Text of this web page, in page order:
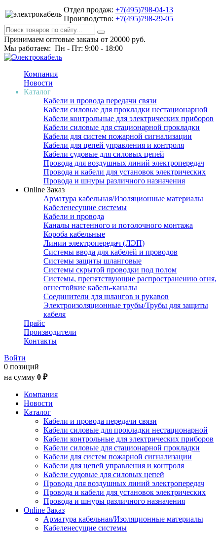
Отдел продаж: +7(495)798-04-13
Производство: +7(495)798-29-05
Принимаем оптовые заказы от 20000 руб.
Мы работаем: Пн - Пт: 9:00 - 18:00
Компания
Новости
Каталог
Кабели и провода передачи связи
Кабели силовые для прокладки нестационарной
Кабели контрольные для электрических приборов
Кабели силовые для стационарной прокладки
Кабели для систем пожарной сигнализации
Кабели для цепей управления и контроля
Кабели судовые для силовых цепей
Провода для воздушных линий электропередач
Провода и кабели для установок электрических
Провода и шнуры различного назначения
Online Заказ
Арматура кабельная/Изоляционные материалы
Кабеленесущие системы
Кабели и провода
Каналы настенного и потолочного монтажа
Короба кабельные
Линии электропередач (ЛЭП)
Системы ввода для кабелей и проводов
Системы защиты шланговые
Системы скрытой проводки под полом
Системы, препятствующие распространению огня,
огнестойкие кабель-каналы
Соединители для шлангов и рукавов
Электроизоляционные трубы/Трубы для защиты
кабеля
Прайс
Производители
Контакты
Войти
0 позиций
на сумму 0 ₽
Компания
Новости
Каталог
Кабели и провода передачи связи
Кабели силовые для прокладки нестационарной
Кабели контрольные для электрических приборов
Кабели силовые для стационарной прокладки
Кабели для систем пожарной сигнализации
Кабели для цепей управления и контроля
Кабели судовые для силовых цепей
Провода для воздушных линий электропередач
Провода и кабели для установок электрических
Провода и шнуры различного назначения
Online Заказ
Арматура кабельная/Изоляционные материалы
Кабеленесущие системы